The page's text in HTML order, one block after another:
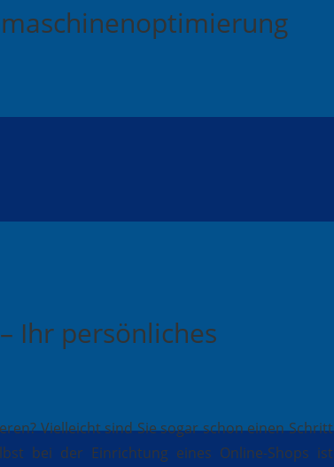
Ihr persönliches
Vielleicht sind Sie sogar schon einen Schritt
bei der Einrichtung eines Online-Shops ist